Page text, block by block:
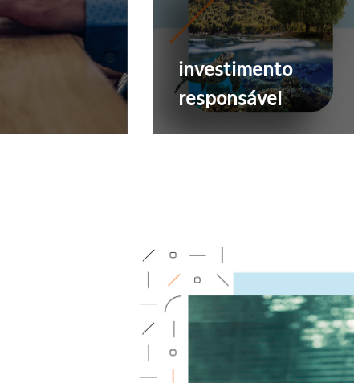
investimento
responsável